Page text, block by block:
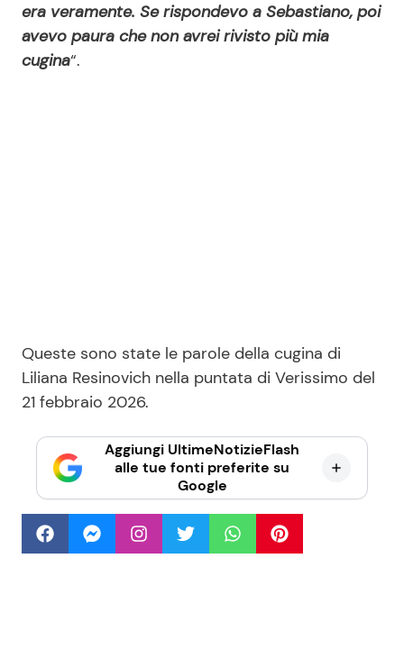
era veramente. Se rispondevo a Sebastiano, poi
avevo paura che non avrei rivisto più mia
cugina“.
Queste sono state le parole della cugina di
Liliana Resinovich nella puntata di Verissimo del
21 febbraio 2026.
Aggiungi UltimeNotizieFlash
alle tue fonti preferite su
Google